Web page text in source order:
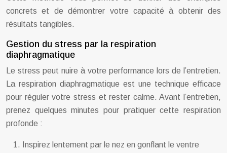
concrets et de démontrer votre capacité à obtenir des
résultats tangibles.
Gestion du stress par la respiration
diaphragmatique
Le stress peut nuire à votre performance lors de l’entretien.
La respiration diaphragmatique est une technique efficace
pour réguler votre stress et rester calme. Avant l’entretien,
prenez quelques minutes pour pratiquer cette respiration
profonde :
Inspirez lentement par le nez en gonflant le ventre